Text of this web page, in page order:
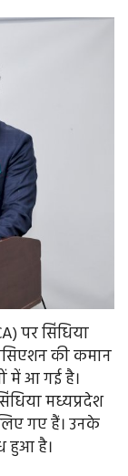
पर सिंधिया
की कमान
में आ गई है।
मध्यप्रदेश
गए हैं। उनके
हुआ है।